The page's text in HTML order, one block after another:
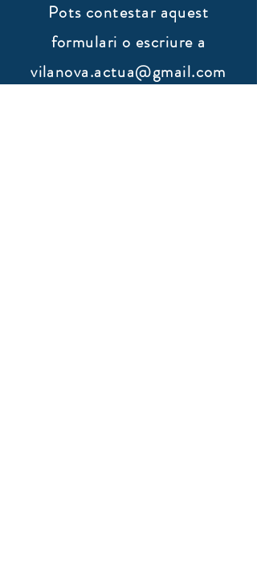
​Pots contestar aquest
formulari o escriure a
vilanova.actua@gmail.com